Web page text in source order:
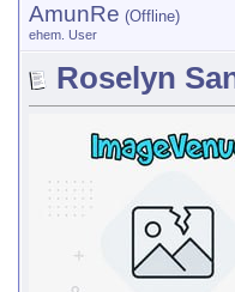
AmunRe (Offline)
ehem. User
Roselyn